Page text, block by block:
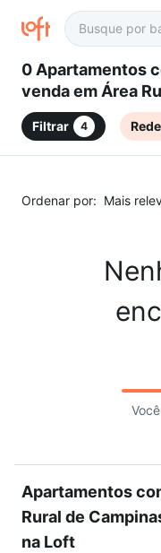
0 Apartamentos
venda em Área
Campinas,
Filtrar 4
Ordenar por: Mais
Apartamentos
Rural de
na Loft